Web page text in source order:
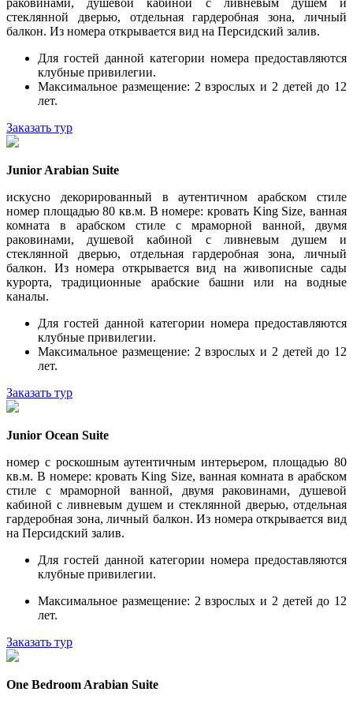
стеклянной дверью, отдельная гардеробная зона, личный
балкон. Из номера открывается вид на Персидский залив.
Для гостей данной категории номера предоставляются
клубные привилегии.
Максимальное размещение: 2 взрослых и 2 детей до 12
лет.
Заказать тур
Junior Arabian Suite
искусно декорированный в аутентичном арабском стиле
номер площадью 80 кв.м. В номере: кровать King Size, ванная
комната в арабском стиле с мраморной ванной, двумя
раковинами, душевой кабиной с ливневым душем и
стеклянной дверью, отдельная гардеробная зона, личный
балкон. Из номера открывается вид на живописные сады
курорта, традиционные арабские башни или на водные
каналы.
Для гостей данной категории номера предоставляются
клубные привилегии.
Максимальное размещение: 2 взрослых и 2 детей до 12
лет.
Заказать тур
Junior Ocean Suite
номер с роскошным аутентичным интерьером, площадью 80
кв.м. В номере: кровать King Size, ванная комната в арабском
стиле с мраморной ванной, двумя раковинами, душевой
кабиной с ливневым душем и стеклянной дверью, отдельная
гардеробная зона, личный балкон. Из номера открывается вид
на Персидский залив.
Для гостей данной категории номера предоставляются
клубные привилегии.
Максимальное размещение: 2 взрослых и 2 детей до 12
лет.
Заказать тур
One Bedroom Arabian Suite